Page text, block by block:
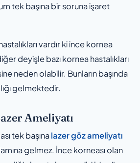
tek başına bir soruna işaret
vardır ki ince kornea
deyişle bazı kornea hastalıkları
neden olabilir. Bunların başında
gelmektedir.
Ameliyatı
tek başınalazer göz ameliyatı
gelmez. İnce korneası olan